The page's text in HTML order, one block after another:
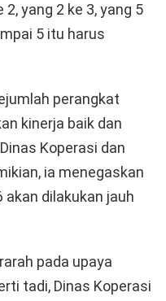
yang 2 ke 3, yang 5
5 itu harus
perangkat
kinerja baik dan
Koperasi dan
ia menegaskan
akan dilakukan jauh
pada upaya
tadi, Dinas Koperasi